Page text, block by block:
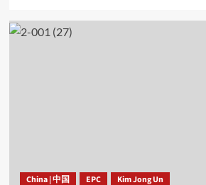
China | 中国 EPC Kim Jong Un